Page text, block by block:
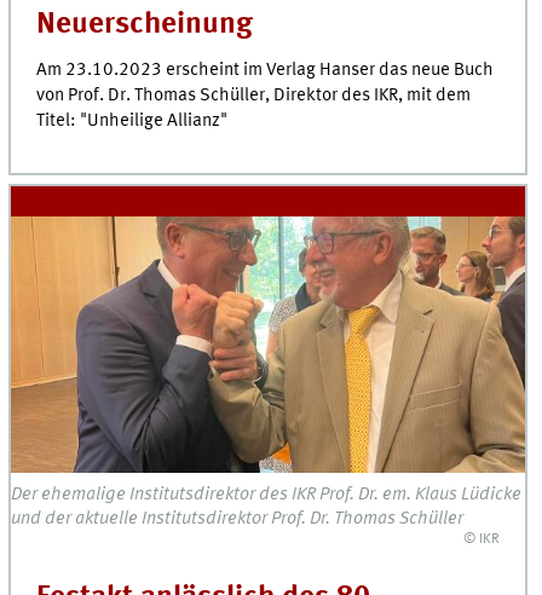
Neuerscheinung
Am 23.10.2023 erscheint im Verlag Hanser das neue Buch
von Prof. Dr. Thomas Schüller, Direktor des IKR, mit dem
Titel: "Unheilige Allianz"
Der ehemalige Institutsdirektor des IKR Prof. Dr. em. Klaus Lüdicke
und der aktuelle Institutsdirektor Prof. Dr. Thomas Schüller
© IKR